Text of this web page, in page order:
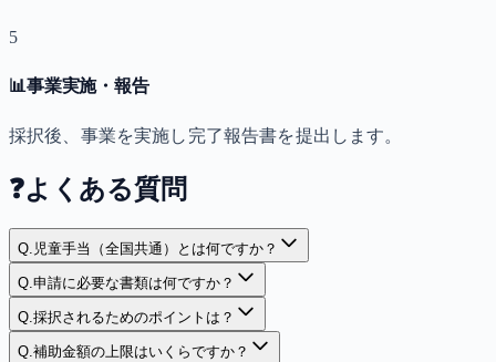
5
📊事業実施・報告
採択後、事業を実施し完了報告書を提出します。
❓よくある質問
Q. 児童手当（全国共通）とは何ですか？
Q.申請に必要な書類は何ですか？
Q.採択されるためのポイントは？
Q.補助金額の上限はいくらですか？